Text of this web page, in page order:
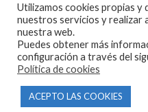
Síguenos en Facebook
Síguenos en Instagram
Utilizamos cookies propias
nuestros servicios y realizar
nuestra web.
Puedes obtener más
configuración a través del
Política de cookies
ACEPTO LAS COOKIES